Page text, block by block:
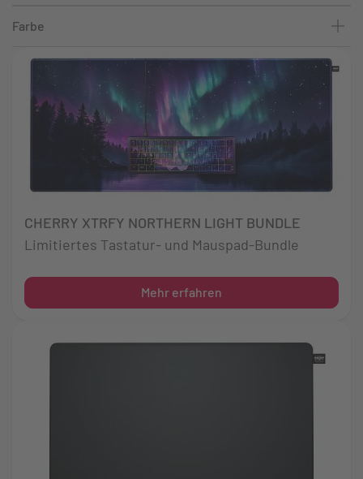
Farbe
CHERRY XTRFY NORTHERN LIGHT BUNDLE
Limitiertes Tastatur- und Mauspad-Bundle
Mehr erfahren